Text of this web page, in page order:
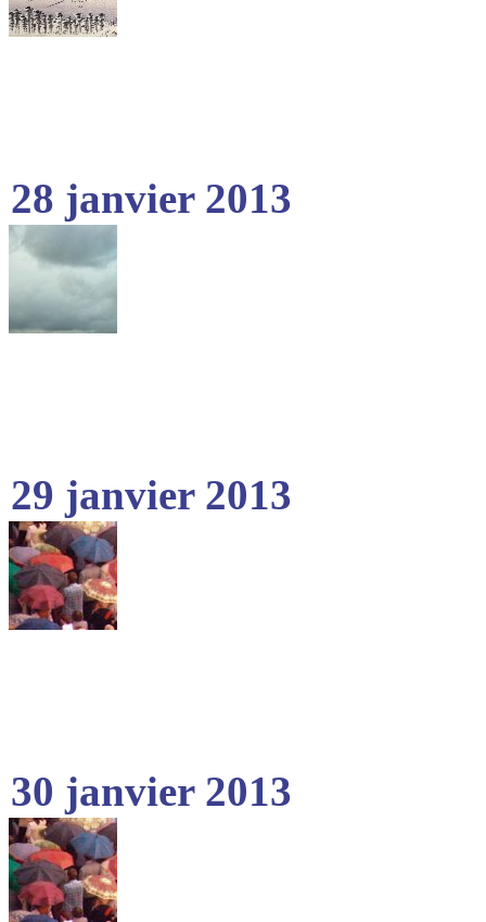
28 janvier 2013
29 janvier 2013
30 janvier 2013